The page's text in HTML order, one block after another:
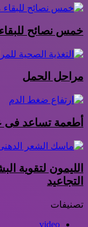
خمس نصائح
مراحل الحمل
أطعمة تساعد فى
الليمون لتقوية
التجاعيد
تصنيفات
video